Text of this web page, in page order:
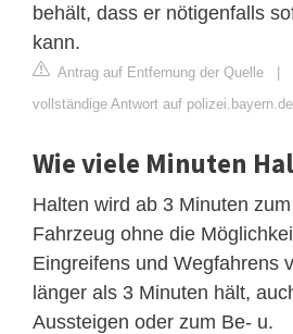
behält, dass er nötigenfalls
kann.
Antrag auf Entfernung der Quelle |
vollständige Antwort auf
Wie viele Minuten
Halten wird ab 3 Minuten
Fahrzeug ohne die
Eingreifens und Wegfahrens
länger als 3 Minuten hält,
Aussteigen oder zum Be- u.